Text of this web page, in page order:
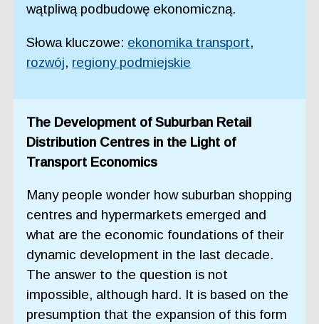
wątpliwą podbudowę ekonomiczną.
Słowa kluczowe: ekonomika transport,
rozwój, regiony podmiejskie
The Development of Suburban Retail
Distribution Centres in the Light of
Transport Economics
Many people wonder how suburban shopping
centres and hypermarkets emerged and
what are the economic foundations of their
dynamic development in the last decade.
The answer to the question is not
impossible, although hard. It is based on the
presumption that the expansion of this form